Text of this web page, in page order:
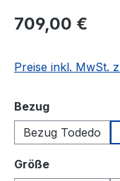
709,00 €
Preise inkl. MwSt.
Bezugauswählen
Bezug Todedo
Größeauswählen